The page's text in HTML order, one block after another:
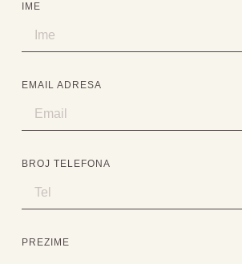
IME
EMAIL ADRESA
BROJ TELEFONA
PREZIME